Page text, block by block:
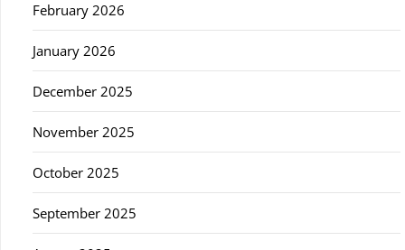
February 2026
January 2026
December 2025
November 2025
October 2025
September 2025